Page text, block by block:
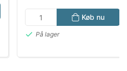
Køb nu
På lager